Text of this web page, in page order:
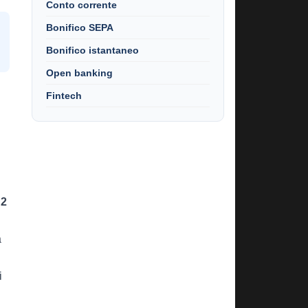
Conto corrente
Bonifico SEPA
Bonifico istantaneo
Open banking
Fintech